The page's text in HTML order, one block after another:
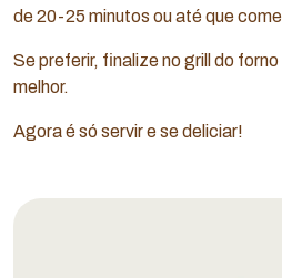
de 20-25 minutos ou até que
Se preferir, finalize no grill do
melhor.
Agora é só servir e se deliciar!